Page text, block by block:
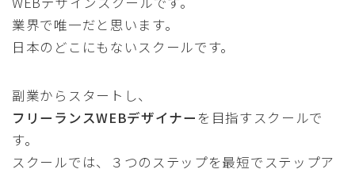
業界で唯一だと思います。
日本のどこにもないスクールです。
副業からスタートし、
フリーランスWEBデザイナー を目指すスクールで
す。
スクールでは、３つのステップを最短でステップア